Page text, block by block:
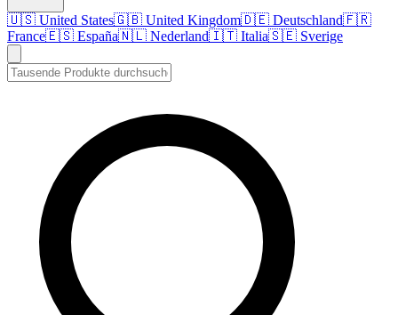
🇺🇸 United States🇬🇧 United Kingdom🇩🇪 Deutschland🇫🇷
France🇪🇸 España🇳🇱 Nederland🇮🇹 Italia🇸🇪 Sverige